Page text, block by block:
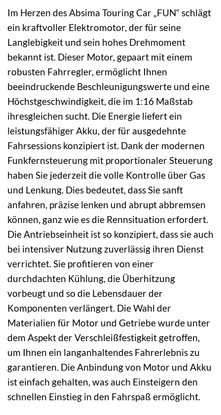
Im Herzen des Absima Touring Car „FUN“ schlägt
ein kraftvoller Elektromotor, der für seine
Langlebigkeit und sein hohes Drehmoment
bekannt ist. Dieser Motor, gepaart mit einem
robusten Fahrregler, ermöglicht Ihnen
beeindruckende Beschleunigungswerte und eine
Höchstgeschwindigkeit, die im 1:16 Maßstab
ihresgleichen sucht. Die Energie liefert ein
leistungsfähiger Akku, der für ausgedehnte
Fahrsessions konzipiert ist. Dank der modernen
Funkfernsteuerung mit proportionaler Steuerung
haben Sie jederzeit die volle Kontrolle über Gas
und Lenkung. Dies bedeutet, dass Sie sanft
anfahren, präzise lenken und abrupt abbremsen
können, ganz wie es die Rennsituation erfordert.
Die Antriebseinheit ist so konzipiert, dass sie auch
bei intensiver Nutzung zuverlässig ihren Dienst
verrichtet. Sie profitieren von einer
durchdachten Kühlung, die Überhitzung
vorbeugt und so die Lebensdauer der
Komponenten verlängert. Die Wahl der
Materialien für Motor und Getriebe wurde unter
dem Aspekt der Verschleißfestigkeit getroffen,
um Ihnen ein langanhaltendes Fahrerlebnis zu
garantieren. Die Anbindung von Motor und Akku
ist einfach gehalten, was auch Einsteigern den
schnellen Einstieg in den Fahrspaß ermöglicht.